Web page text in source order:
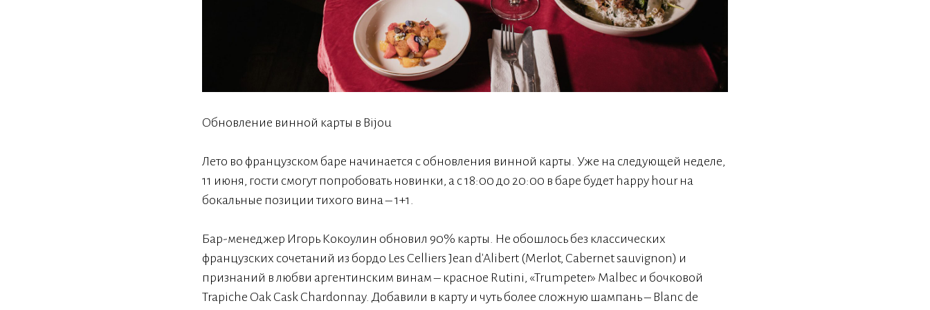
Обновление винной карты в Bijou
Лето во французском баре начинается с обновления винной карты. Уже на следующей неделе,
11 июня, гости смогут попробовать новинки, а с 18:00 до 20:00 в баре будет happy hour на
бокальные позиции тихого вина – 1+1.
Бар-менеджер Игорь Кокоулин обновил 90% карты. Не обошлось без классических
французских сочетаний из бордо Les Celliers Jean d'Alibert (Merlot, Cabernet sauvignon) и
признаний в любви аргентинским винам – красное Rutini, «Trumpeter» Malbec и бочковой
Trapiche Oak Cask Chardonnay. Добавили в карту и чуть более сложную шампань – Blanc de